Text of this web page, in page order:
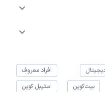
افراد معروف
بیت‌کوین
استیبل کوین